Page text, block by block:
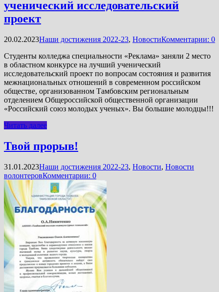
ученический исследовательский
проект
20.02.2023Наши достижения 2022-23, НовостиКомментарии: 0
Студенты колледжа специальности «Реклама» заняли 2 место
в областном конкурсе на лучший ученический
исследовательский проект по вопросам состояния и развития
межнациональных отношений в современном российском
обществе, организованном Тамбовским региональным
отделением Общероссийской общественной организации
«Российский союз молодых ученых». Вы большие молодцы!!!
Читать далее
Твой прорыв!
31.01.2023Наши достижения 2022-23, Новости, Новости
волонтеровКомментарии: 0